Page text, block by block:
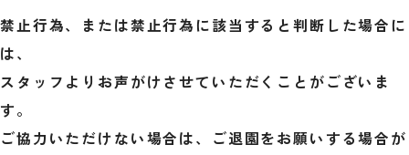
禁止行為、または禁止行為に該当すると判断した場合に
は、
スタッフよりお声がけさせていただくことがございま
す。
ご協力いただけない場合は、ご退園をお願いする場合が